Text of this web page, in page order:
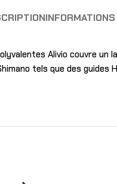
Alivio couvre un
tels que des